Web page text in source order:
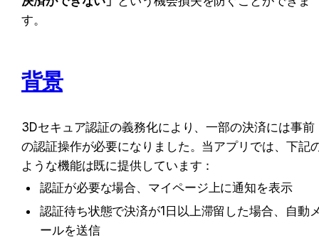
す。
背景
3Dセキュア認証の義務化により、一部の決済には事前
の認証操作が必要になりました。当アプリでは、下記
ような機能は既に提供しています：
認証が必要な場合、マイページ上に通知を表示
認証待ち状態で決済が1日以上滞留した場合、自動
ールを送信